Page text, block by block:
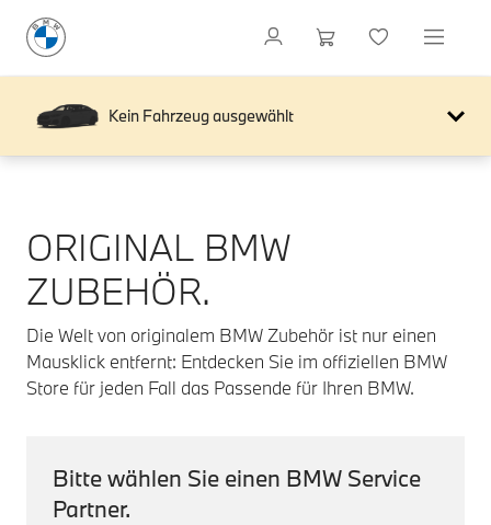
Kein Fahrzeug ausgewählt
ORIGINAL BMW
ZUBEHÖR.
Die Welt von originalem BMW Zubehör ist nur einen
Mausklick entfernt: Entdecken Sie im offiziellen BMW
Store für jeden Fall das Passende für Ihren BMW.
Bitte wählen Sie einen BMW Service
Partner.